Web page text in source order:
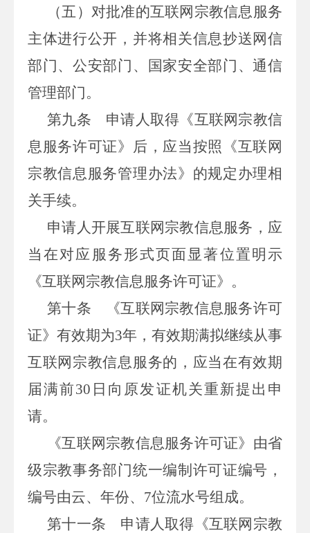
（五）对批准的互联网宗教信息服务
主体进行公开，并将相关信息抄送网信
部门、公安部门、国家安全部门、通信
管理部门。
第九条 申请人取得《互联网宗教信
息服务许可证》后，应当按照《互联网
宗教信息服务管理办法》的规定办理相
关手续。
申请人开展互联网宗教信息服务，应
当在对应服务形式页面显著位置明示
《互联网宗教信息服务许可证》。
第十条 《互联网宗教信息服务许可
证》有效期为3年，有效期满拟继续从事
互联网宗教信息服务的，应当在有效期
届满前30日向原发证机关重新提出申
请。
《互联网宗教信息服务许可证》由省
级宗教事务部门统一编制许可证编号，
编号由云、年份、7位流水号组成。
第十一条 申请人取得《互联网宗教